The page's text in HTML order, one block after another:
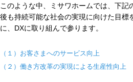
スムストック検索
売る
医療・介護・子育て・障がい福
これから土地活用・賃貸
土地活用の基礎から長期安定経営を目
リフォーム営業所
事業用地・事業用建物
分譲用地
ご相談窓口
IR情報
SDGs
環境活動
このような中、ミサワホームでは、下記
後も持続可能な社会の実現に向けた目標
に、DXに取り組んで参ります。
（１）お客さまへのサービス向上
（２）働き方改革の実現による生産性向上